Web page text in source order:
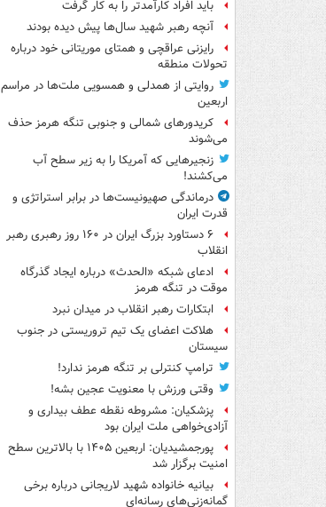
باید افراد کارآمدتر را به کار گرفت
آنچه رهبر شهید سال‌ها پیش دیده بودند
رایزنی عراقچی و همتای موریتانی خود درباره
تحولات منطقه
روایتی از همدلی و همسویی ملت‌ها در مراسم
اربعین
کریدورهای شمالی و جنوبی تنگه هرمز حذف
می‌شوند
زنجیرهایی که آمریکا را به زیر سطح آب
می‌کشند!
درماندگی صهیونیست‌ها در برابر استراتژی و
قدرت ایران
۶ دستاورد بزرگ ایران در ۱۶۰ روز رهبری رهبر
انقلاب
ادعای شبکه «الحدث» درباره ایجاد گذرگاه
موقت در تنگه هرمز
ابتکارات رهبر انقلاب در میدان نبرد
هلاکت اعضای یک تیم تروریستی در جنوب
سیستان
ترامپ کنترلی بر تنگه هرمز ندارد!
وقتی ورزش با معنویت عجین بشه!
پزشکیان: مشروطه نقطه عطف بیداری و
آزادی‌خواهی ملت ایران بود
پورجمشیدیان: اربعین ۱۴۰۵ با بالاترین سطح
امنیت برگزار شد
بیانیه خانواده شهید لاریجانی درباره برخی
گمانه‌زنی‌های رسانه‌ای